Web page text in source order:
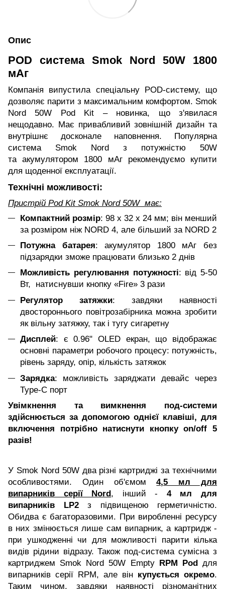
Опис
POD система Smok Nord 50W 1800
мАг
Компанія випустила спеціальну POD-систему, що
дозволяє парити з максимальним комфортом. Smok
Nord 50W Pod Kit – новинка, що з'явилася
нещодавно. Має привабливий зовнішній дизайн та
внутрішнє досконале наповнення. Популярна
система Smok Nord з потужністю 50W
та акумулятором 1800 мАг рекомендуємо купити
для щоденної експлуатації.
Технічні можливості:
Пристрій Pod Kit Smok Nord 50W має:
Компактний розмір: 98 х 32 х 24 мм; він менший
за розміром ніж NORD 4, але більший за NORD 2
Потужна батарея: акумулятор 1800 мАг без
підзарядки зможе працювати близько 2 днів
Можливість регулювання потужності: від 5-50
Вт, натиснувши кнопку «Fire» 3 рази
Регулятор затяжки: завдяки наявності
двостороннього повітрозабірника можна зробити
як вільну затяжку, так і тугу сигаретну
Дисплей: є 0.96" OLED екран, що відображає
основні параметри робочого процесу: потужність,
рівень заряду, опір, кількість затяжок
Зарядка: можливість заряджати девайс через
Type-C порт
Увімкнення та вимкнення под-системи
здійснюється за допомогою однієї клавіші, для
включення потрібно натиснути кнопку on/off 5
разів!
У Smok Nord 50W два різні картриджі за технічними
особливостями. Один об'ємом4,5 мл для
випарників серії Nord, інший - 4 мл для
випарників LP2з підвищеною герметичністю.
Обидва є багаторазовими. При виробленні ресурсу
в них змінюється лише сам випарник, а картридж -
при ушкодженні чи для можливості парити кілька
видів рідини відразу. Також под-система сумісна з
картриджем Smok Nord 50W Empty RPM Podдля
випарників серії RPM, але він купується окремо.
Таким чином, завдяки наявності різноманітних